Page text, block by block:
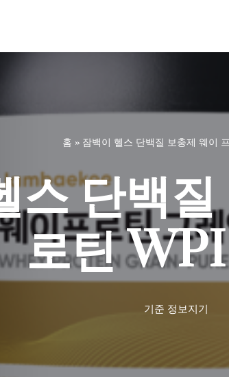
홈 » 잠백이 헬스 단백질 보충제 웨이
스 단백
로틴
기준 정보지기